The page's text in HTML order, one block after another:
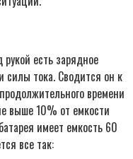
есть зарядное
силы тока. Сводится он к
времени
выше 10% от емкости
имеет емкость 60
все так: